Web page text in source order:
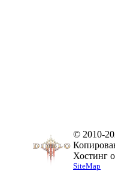
© 2010-
Хостинг
SiteMap